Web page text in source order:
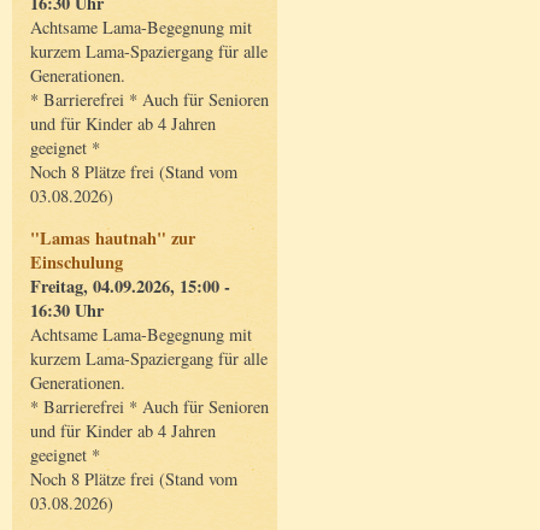
Achtsame Lama-Begegnung mit
kurzem Lama-Spaziergang für alle
Generationen.
* Barrierefrei * Auch für Senioren
und für Kinder ab 4 Jahren
geeignet *
Noch 8 Plätze frei (Stand vom
03.08.2026)
"Lamas hautnah" zur
Einschulung
Freitag, 04.09.2026, 15:00 -
16:30 Uhr
Achtsame Lama-Begegnung mit
kurzem Lama-Spaziergang für alle
Generationen.
* Barrierefrei * Auch für Senioren
und für Kinder ab 4 Jahren
geeignet *
Noch 8 Plätze frei (Stand vom
03.08.2026)